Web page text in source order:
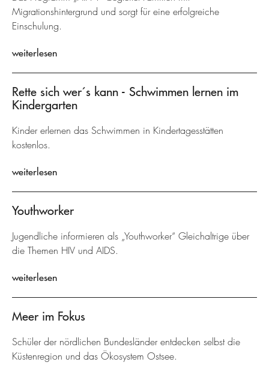
Migrationshintergrund und sorgt für eine erfolgreiche
Einschulung.
weiterlesen
Rette sich wer´s kann - Schwimmen lernen im
Kindergarten
Kinder erlernen das Schwimmen in Kindertagesstätten
kostenlos.
weiterlesen
Youthworker
Jugendliche informieren als „Youthworker“ Gleichaltrige über
die Themen HIV und AIDS.
weiterlesen
Meer im Fokus
Schüler der nördlichen Bundesländer entdecken selbst die
Küstenregion und das Ökosystem Ostsee.